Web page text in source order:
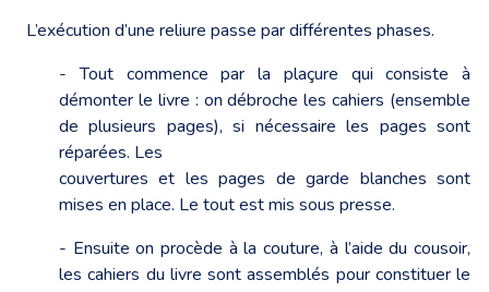
L’exécution d’une reliure passe par différentes phases.
- Tout commence par la plaçure qui consiste à
démonter le livre : on débroche les cahiers (ensemble
de plusieurs pages), si nécessaire les pages sont
réparées. Les
couvertures et les pages de garde blanches sont
mises en place. Le tout est mis sous presse.
- Ensuite on procède à la couture, à l’aide du cousoir,
les cahiers du livre sont assemblés pour constituer le